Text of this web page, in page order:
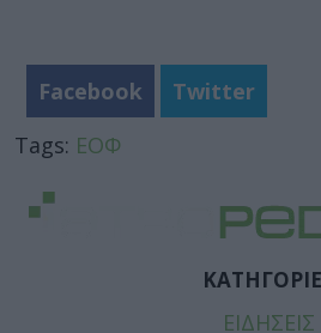
Facebook
Twitter
Tags: ΕΟΦ
ΕΙΔΗΣΕΙΣ